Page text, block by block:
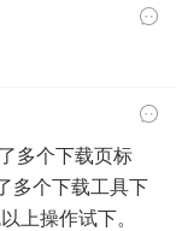
多个下载页标
多个下载工具下
上操作试下。